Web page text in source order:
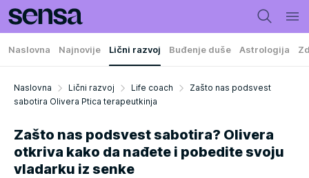
Naslovna Najnovije Lični razvoj Buđenje duše Astrologija
Naslovna Lični razvoj Life coach
Zašto nas podsvest
sabotira Olivera Ptica terapeutkinja
Zašto nas podsvest sabotira? Olivera
otkriva kako da nađete i pobedite svoju
vladarku iz senke